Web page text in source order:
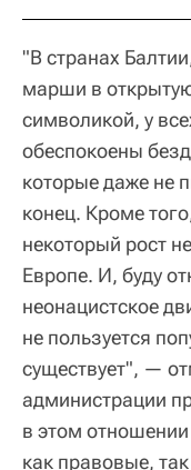
"В странах
марши в
символикой, у
обеспокоены
которые даже не
конец. Кроме
некоторый рост
Европе. И, буду
неонацистское
не пользуется
существует", —
администрации
в этом
как правовые,